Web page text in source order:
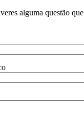
alguma questão que